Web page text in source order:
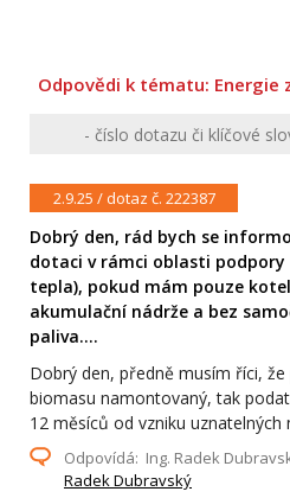
Odpovědi k tématu: Energie
2.9.25 / dotaz č. 222387
Dobrý den, rád bych se
dotaci v rámci oblasti podpory
tepla), pokud mám pouze
akumulační nádrže a bez
paliva....
Dobrý den, předně musím říci,
biomasu namontovaný, tak
12 měsíců od vzniku uznatelných
Odpovídá: Ing. Radek
Radek Dubravský